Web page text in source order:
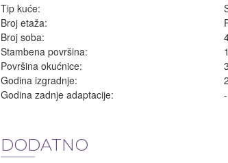
Tip kuće:
Broj etaža:
Broj soba:
Stambena površina:
Površina okućnice:
Godina izgradnje:
Godina zadnje adaptacije:
-
DODATNO